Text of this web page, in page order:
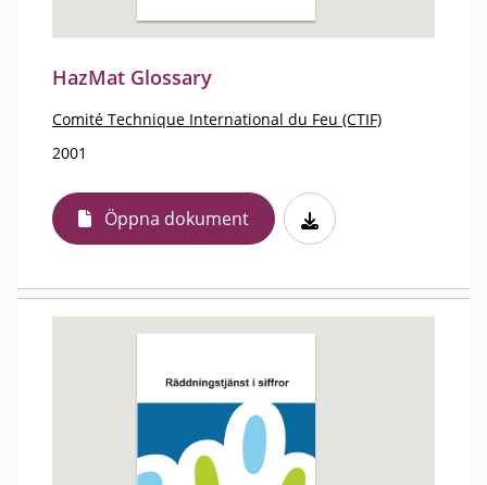
HazMat Glossary
Comité Technique International du Feu (CTIF)
2001
Öppna dokument